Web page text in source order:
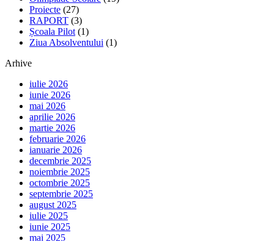
Proiecte (27)
RAPORT (3)
Școala Pilot(1)
Ziua Absolventului (1)
Arhive
iulie 2026
iunie 2026
mai 2026
aprilie 2026
martie 2026
februarie 2026
ianuarie 2026
decembrie 2025
noiembrie 2025
octombrie 2025
septembrie 2025
august 2025
iulie 2025
iunie 2025
mai 2025